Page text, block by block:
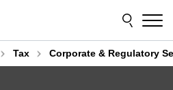
Tax Corporate & Regulatory